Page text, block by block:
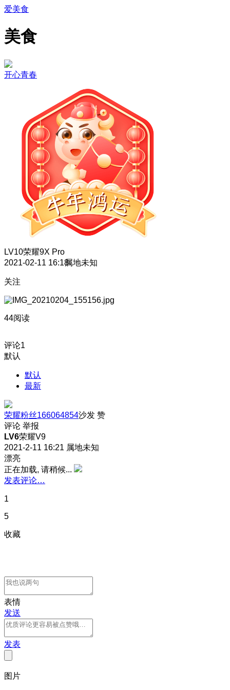
爱美食
美食
开心青春
LV10荣耀9X Pro
2021-02-11 16:18属地未知
关注
44阅读
评论1
默认
默认
最新
荣耀粉丝166064854沙发 赞
评论 举报
LV6荣耀V9
2021-2-11 16:21 属地未知
漂亮
正在加载, 请稍候...
发表评论…
1
5
收藏
表情
发送
发表
图片